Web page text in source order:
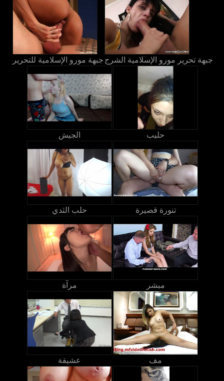
جبهة مورو الإسلامية للتحرير جبهة تحرير مورو الإسلامية الشرج
الجيش حليب
حلب الثدي تنورة قصيرة
مرآة مبشر
عشيقة مف